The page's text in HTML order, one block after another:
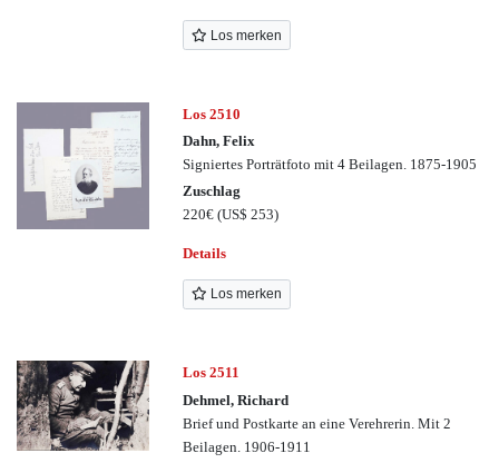
Los merken
Los 2510
Dahn, Felix
Signiertes Porträtfoto mit 4 Beilagen. 1875-1905
Zuschlag
220€(US$ 253)
Details
Los merken
Los 2511
Dehmel, Richard
Brief und Postkarte an eine Verehrerin. Mit 2
Beilagen. 1906-1911